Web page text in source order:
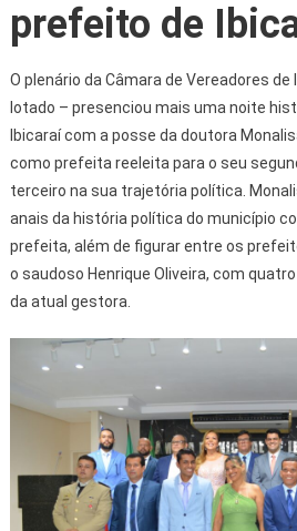
prefeito de
O plenário da Câmara de Vereadores
lotado – presenciou mais uma noite
Ibicaraí com a posse da doutora
como prefeita reeleita para o seu
terceiro na sua trajetória política.
anais da história política do município
prefeita, além de figurar entre os
o saudoso Henrique Oliveira, com
da atual gestora.